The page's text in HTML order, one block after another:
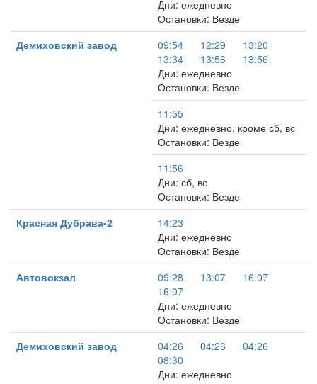
Дни: ежедневно
Остановки: Везде
Демиховский завод
09:54 12:29
13:20
13:34
13:56
13:56
Дни: ежедневно
Остановки: Везде
11:55
Дни: ежедневно, кроме сб, вс
Остановки: Везде
11:56
Дни: сб, вс
Остановки: Везде
Красная Дубрава-2
14:23
Дни: ежедневно
Остановки: Везде
Автовокзал
09:28 13:07
16:07
16:07
Дни: ежедневно
Остановки: Везде
Демиховский завод
04:26 04:26
04:26
08:30
Дни: ежедневно